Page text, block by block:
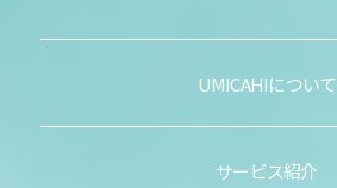
UMICAHIについて
サービス紹介